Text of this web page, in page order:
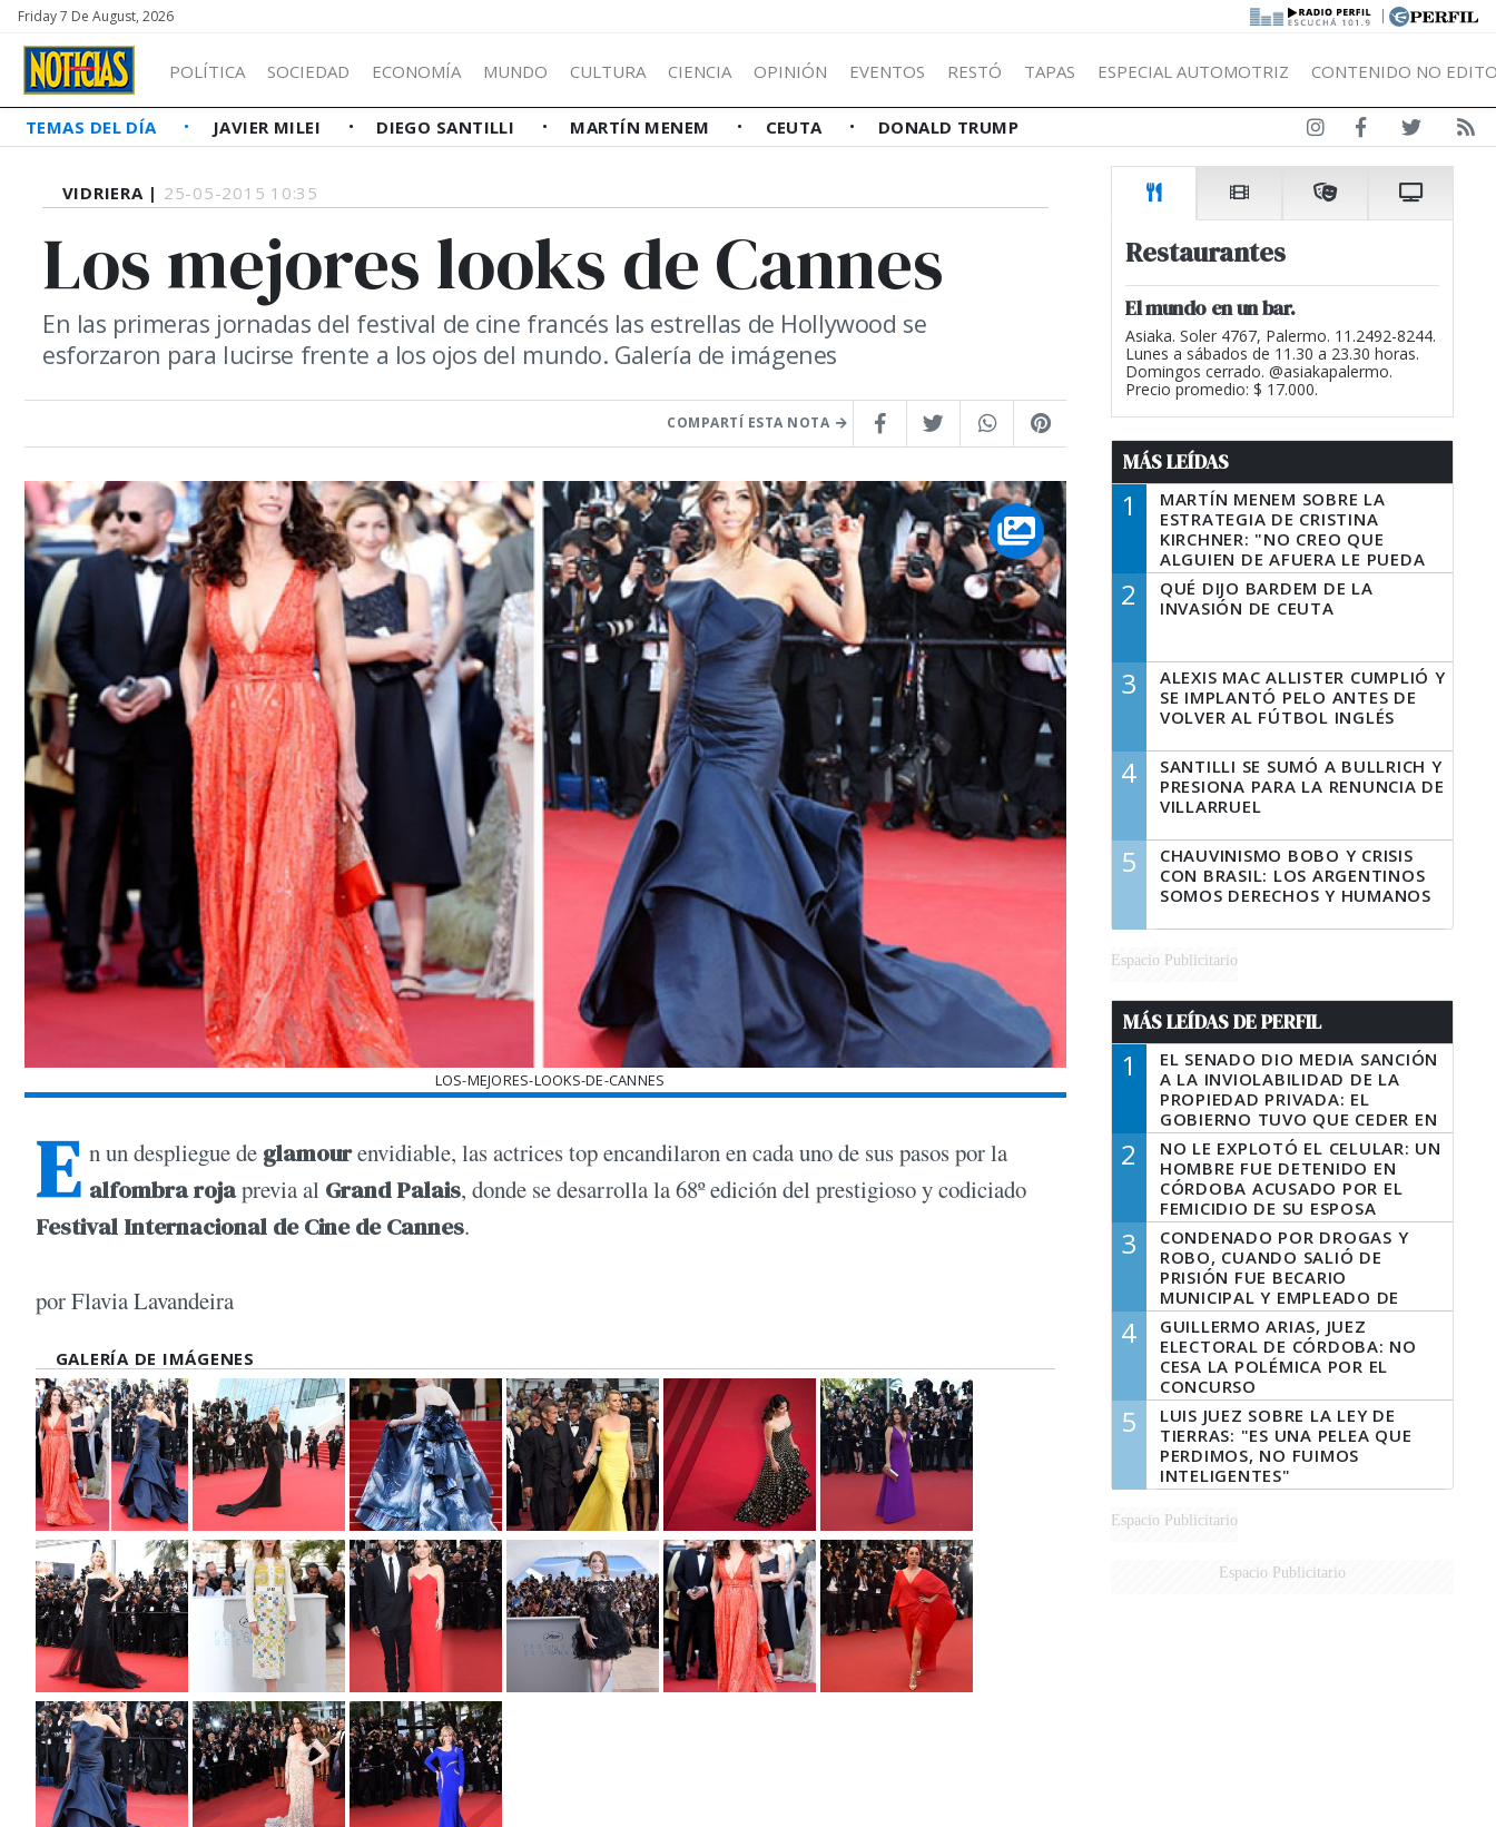
Friday 7 De August, 2026 |
POLÍTICA SOCIEDAD ECONOMÍA MUNDO CULTURA CIENCIA OPINIÓN EVENTOS RESTÓ TAPAS ESPECIAL AUTOMOTRIZ CONTENIDO NO
TEMAS DEL DÍA JAVIER MILEI DIEGO SANTILLI MARTÍN MENEM CEUTA DONALD TRUMP
VIDRIERA | 25-05-2015 10:35
Los mejores looks de Cannes
En las primeras jornadas del festival de cine francés las estrellas de Hollywood se
esforzaron para lucirse frente a los ojos del mundo. Galería de imágenes
COMPARTÍ ESTA NOTA
LOS-MEJORES-LOOKS-DE-CANNES
E n un despliegue de glamourenvidiable, las actrices top encandilaron en cada uno de sus pasos por la
alfombra rojaprevia al Grand Palais, donde se desarrolla la 68º edición del prestigioso y codiciado
Festival Internacional de Cine de Cannes.
por Flavia Lavandeira
GALERÍA DE IMÁGENES
Restaurantes
El mundo en un bar.
Asiaka. Soler 4767, Palermo. 11.2492-8244.
Lunes a sábados de 11.30 a 23.30 horas.
Domingos cerrado. @asiakapalermo.
Precio promedio: $ 17.000.
MÁS LEÍDAS
1
MARTÍN MENEM SOBRE LA
ESTRATEGIA DE CRISTINA
KIRCHNER: "NO CREO QUE
ALGUIEN DE AFUERA LE PUEDA
DECIR A LA JUSTICIA LO QUE
TIENE QUE HACER"
2
QUÉ DIJO BARDEM DE LA
INVASIÓN DE CEUTA
3
ALEXIS MAC ALLISTER CUMPLIÓ Y
SE IMPLANTÓ PELO ANTES DE
VOLVER AL FÚTBOL INGLÉS
4
SANTILLI SE SUMÓ A BULLRICH Y
PRESIONA PARA LA RENUNCIA DE
VILLARRUEL
5
CHAUVINISMO BOBO Y CRISIS
CON BRASIL: LOS ARGENTINOS
SOMOS DERECHOS Y HUMANOS
Espacio Publicitario
MÁS LEÍDAS DE PERFIL
1
EL SENADO DIO MEDIA SANCIÓN
A LA INVIOLABILIDAD DE LA
PROPIEDAD PRIVADA: EL
GOBIERNO TUVO QUE CEDER EN
LA LEY DEL MANEJO DEL FUEGO
2
NO LE EXPLOTÓ EL CELULAR: UN
HOMBRE FUE DETENIDO EN
CÓRDOBA ACUSADO POR EL
FEMICIDIO DE SU ESPOSA
3
CONDENADO POR DROGAS Y
ROBO, CUANDO SALIÓ DE
PRISIÓN FUE BECARIO
MUNICIPAL Y EMPLEADO DE
SENAF
4
GUILLERMO ARIAS, JUEZ
ELECTORAL DE CÓRDOBA: NO
CESA LA POLÉMICA POR EL
CONCURSO
5
LUIS JUEZ SOBRE LA LEY DE
TIERRAS: "ES UNA PELEA QUE
PERDIMOS, NO FUIMOS
INTELIGENTES"
Espacio Publicitario
Espacio Publicitario